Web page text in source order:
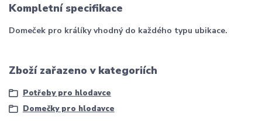
Kompletní specifikace
Domeček pro králíky vhodný do každého typu ubikace.
Zboží zařazeno v kategoriích
Potřeby pro hlodavce
Domečky pro hlodavce